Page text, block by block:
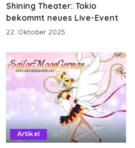
Shining Theater: Tokio
bekommt neues Live-Event
22. Oktober 2025
Artikel